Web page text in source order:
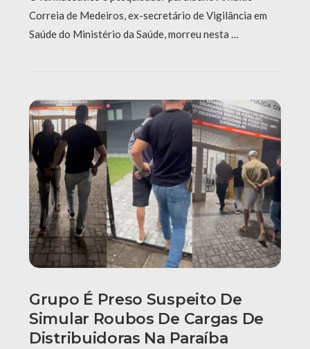
Correia de Medeiros, ex-secretário de Vigilância em
Saúde do Ministério da Saúde, morreu nesta …
Grupo É Preso Suspeito De
Simular Roubos De Cargas De
Distribuidoras Na Paraíba